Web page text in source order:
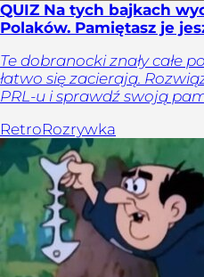
QUIZ Na tych bajkach
Polaków. Pamiętasz je
Te dobranocki znały całe
łatwo się zacierają.
PRL-u i sprawdź swoją
RetroRozrywka